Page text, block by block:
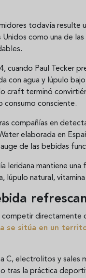
todavía resulte
como una de
cuando Paul Tecker
con agua y lúpulo
craft terminó
consumo consciente.
compañías en
elaborada en
de las bebidas
leridana mantiene
lúpulo natural, vitamina
directamente
se sitúa en un
C, electrolitos y sales
tras la práctica